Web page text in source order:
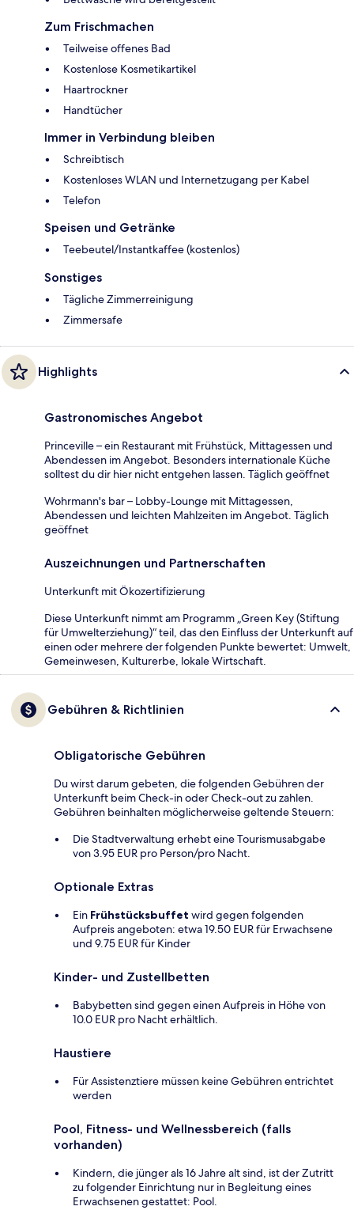
Zum Frischmachen
Teilweise offenes Bad
Kostenlose Kosmetikartikel
Haartrockner
Handtücher
Immer in Verbindung bleiben
Schreibtisch
Kostenloses WLAN und Internetzugang per Kabel
Telefon
Speisen und Getränke
Teebeutel/Instantkaffee (kostenlos)
Sonstiges
Tägliche Zimmerreinigung
Zimmersafe
Highlights
Gastronomisches Angebot
Princeville – ein Restaurant mit Frühstück, Mittagessen und
Abendessen im Angebot. Besonders internationale Küche
solltest du dir hier nicht entgehen lassen. Täglich geöffnet
Wohrmann's bar – Lobby-Lounge mit Mittagessen,
Abendessen und leichten Mahlzeiten im Angebot. Täglich
geöffnet
Auszeichnungen und Partnerschaften
Unterkunft mit Ökozertifizierung
Diese Unterkunft nimmt am Programm „Green Key (Stiftung
für Umwelterziehung)“ teil, das den Einfluss der Unterkunft auf
einen oder mehrere der folgenden Punkte bewertet: Umwelt,
Gemeinwesen, Kulturerbe, lokale Wirtschaft.
Gebühren & Richtlinien
Obligatorische Gebühren
Du wirst darum gebeten, die folgenden Gebühren der
Unterkunft beim Check-in oder Check-out zu zahlen.
Gebühren beinhalten möglicherweise geltende Steuern:
Die Stadtverwaltung erhebt eine Tourismusabgabe
von 3.95 EUR pro Person/pro Nacht.
Optionale Extras
Ein Frühstücksbuffet wird gegen folgenden
Aufpreis angeboten: etwa 19.50 EUR für Erwachsene
und 9.75 EUR für Kinder
Kinder- und Zustellbetten
Babybetten sind gegen einen Aufpreis in Höhe von
10.0 EUR pro Nacht erhältlich.
Haustiere
Für Assistenztiere müssen keine Gebühren entrichtet
werden
Pool, Fitness- und Wellnessbereich (falls
vorhanden)
Kindern, die jünger als 16 Jahre alt sind, ist der Zutritt
zu folgender Einrichtung nur in Begleitung eines
Erwachsenen gestattet: Pool.